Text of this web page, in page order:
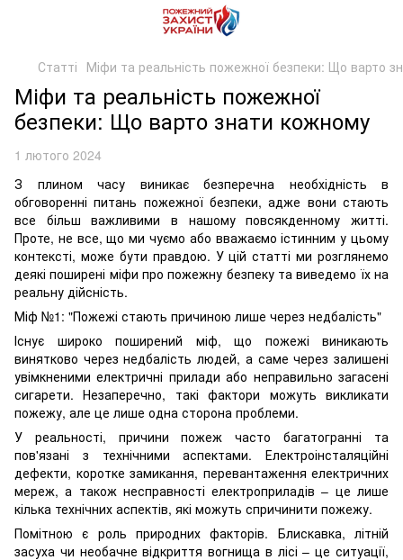
Статті Міфи та реальність пожежної безпеки: Що варто
Міфи та реальність пожежної
безпеки: Що варто знати кожному
1 лютого 2024
З плином часу виникає безперечна необхідність в
обговоренні питань пожежної безпеки, адже вони стають
все більш важливими в нашому повсякденному житті.
Проте, не все, що ми чуємо або вважаємо істинним у цьому
контексті, може бути правдою. У цій статті ми розглянемо
деякі поширені міфи про пожежну безпеку та виведемо їх на
реальну дійсність.
Міф №1: "Пожежі стають причиною лише через недбалість"
Існує широко поширений міф, що пожежі виникають
винятково через недбалість людей, а саме через залишені
увімкненими електричні прилади або неправильно загасені
сигарети. Незаперечно, такі фактори можуть викликати
пожежу, але це лише одна сторона проблеми.
У реальності, причини пожеж часто багатогранні та
пов'язані з технічними аспектами. Електроінсталяційні
дефекти, коротке замикання, перевантаження електричних
мереж, а також несправності електроприладів – це лише
кілька технічних аспектів, які можуть спричинити пожежу.
Помітною є роль природних факторів. Блискавка, літній
засуха чи необачне відкриття вогнища в лісі – це ситуації,